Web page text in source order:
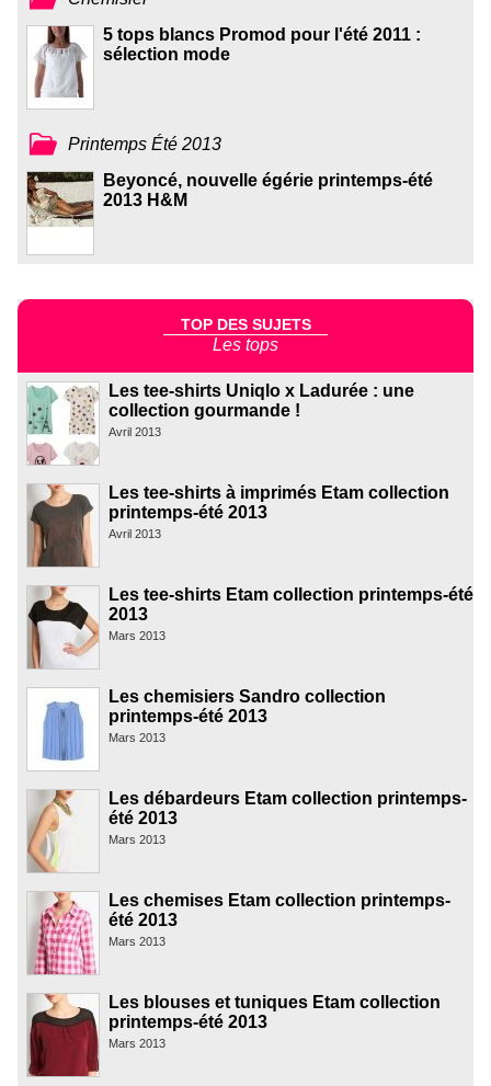
5 tops blancs Promod pour l'été 2011 :
sélection mode
Printemps Été 2013
Beyoncé, nouvelle égérie printemps-été
2013 H&M
TOP DES SUJETS
Les tops
Les tee-shirts Uniqlo x Ladurée : une
collection gourmande !
Avril 2013
Les tee-shirts à imprimés Etam collection
printemps-été 2013
Avril 2013
Les tee-shirts Etam collection printemps-été
2013
Mars 2013
Les chemisiers Sandro collection
printemps-été 2013
Mars 2013
Les débardeurs Etam collection printemps-
été 2013
Mars 2013
Les chemises Etam collection printemps-
été 2013
Mars 2013
Les blouses et tuniques Etam collection
printemps-été 2013
Mars 2013